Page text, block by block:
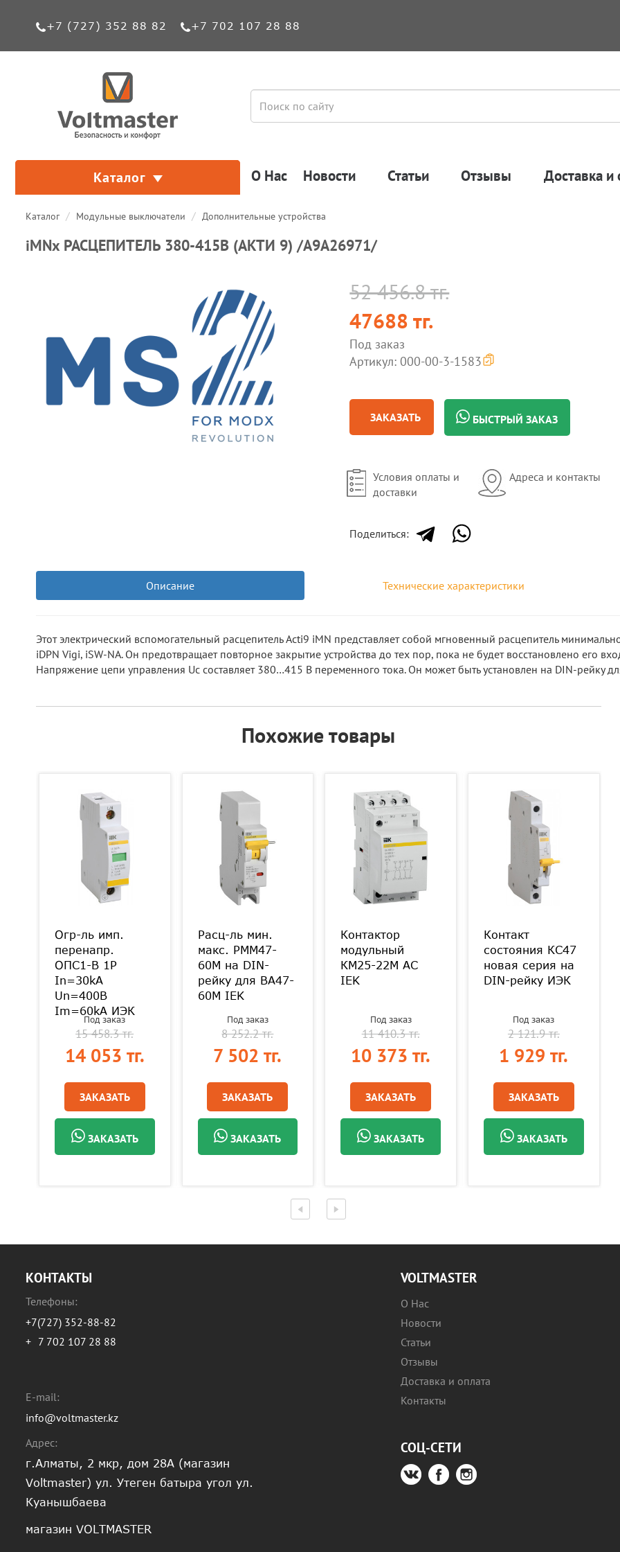
+7 (727) 352 88 82 +7 702 107 28 88
Каталог О Нас Новости Статьи Отзывы Доставка и
Каталог Модульные выключатели Дополнительные устройства
iMNx РАСЦЕПИТЕЛЬ 380-415В (АКТИ 9) /A9A26971/
52 456.8 тг.
47688 тг.
Под заказ
Артикул: 000-00-3-1583
ЗАКАЗАТЬ БЫСТРЫЙ ЗАКАЗ
Условия оплаты и
доставки
Адреса и контакты
Поделиться:
Описание Технические характеристики
Этот электрический вспомогательный расцепитель Acti9 iMN представляет собой мгновенный расцепитель
iDPN Vigi, iSW-NA. Он предотвращает повторное закрытие устройства до тех пор, пока не будет восстановлено его
Напряжение цепи управления Uc составляет 380…415 В переменного тока. Он может быть установлен на DIN-рейку
Похожие товары
Огр-ль имп.
перенапр.
ОПС1-B 1Р
In=30kA
Un=400B
Im=60kA ИЭК
Под заказ
15 458.3 тг.
14 053 тг.
ЗАКАЗАТЬ
ЗАКАЗАТЬ
Расц-ль мин.
макс. РММ47-
60М на DIN-
рейку для ВА47-
60M IEK
Под заказ
8 252.2 тг.
7 502 тг.
ЗАКАЗАТЬ
ЗАКАЗАТЬ
Контактор
модульный
КМ25-22М AC
IEK
Под заказ
11 410.3 тг.
10 373 тг.
ЗАКАЗАТЬ
ЗАКАЗАТЬ
Контакт
состояния КС47
новая серия на
DIN-рейку ИЭК
Под заказ
2 121.9 тг.
1 929 тг.
ЗАКАЗАТЬ
ЗАКАЗАТЬ
КОНТАКТЫ
Телефоны:
+7(727) 352-88-82
+ 7 702 107 28 88
E-mail:
info@voltmaster.kz
Адрес:
г.Алматы, 2 мкр, дом 28А (магазин
Voltmaster) ул. Утеген батыра угол ул.
Куанышбаева
магазин VOLTMASTER
VOLTMASTER
О Нас
Новости
Статьи
Отзывы
Доставка и оплата
Контакты
СОЦ-СЕТИ